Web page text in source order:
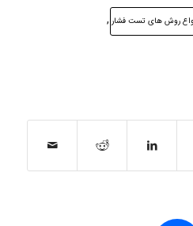
روش های تست فشار ,